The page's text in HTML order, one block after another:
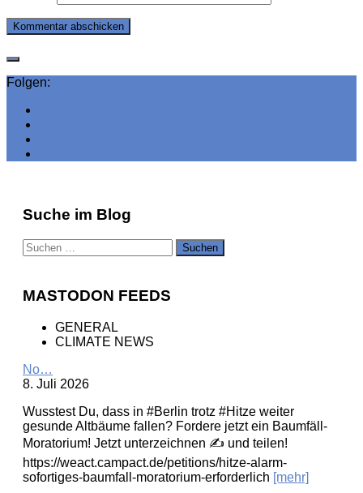
Folgen:
Suche im Blog
Suchen
nach:
MASTODON FEEDS
GENERAL
CLIMATE NEWS
No…
8. Juli 2026
Wusstest Du, dass in #Berlin trotz #Hitze weiter
gesunde Altbäume fallen? Fordere jetzt ein Baumfäll-
Moratorium! Jetzt unterzeichnen ✍️ und teilen!
https://weact.campact.de/petitions/hitze-alarm-
sofortiges-baumfall-moratorium-erforderlich [mehr]